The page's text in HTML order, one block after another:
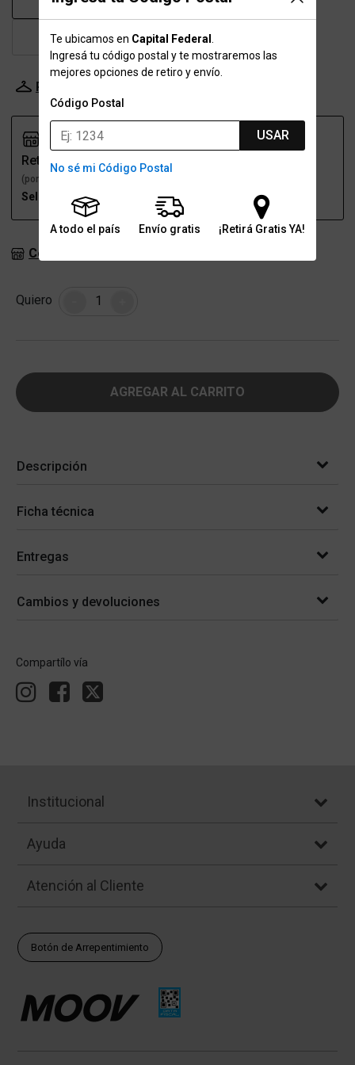
Te ubicamos en Capital Federal
Ingresá tu código postal y te mostraremos las
mejores opciones de retiro y envío.
Código Postal
USAR
No sé mi Código Postal
A todo el país Envío gratis ¡Retirá Gratis YA!
41
Probador Virtual
Retiro
(por una sucursal)
Seleccioná talle Seleccioná talle
Consultar stock en sucursales
Quiero Cantidad
AGREGAR AL CARRITO
Descripción
Ficha técnica
Entregas
Cambios y devoluciones
Compartílo vía
Institucional
Ayuda
Atención al Cliente
Botón de Arrepentimiento